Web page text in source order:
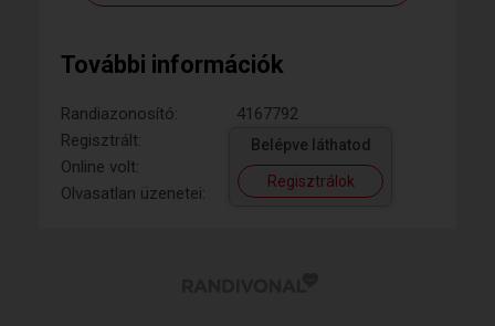
További információk
Randiazonosító:
4167792
Regisztrált:
Online volt:
Olvasatlan üzenetei:
Belépve láthatod
Regisztrálok